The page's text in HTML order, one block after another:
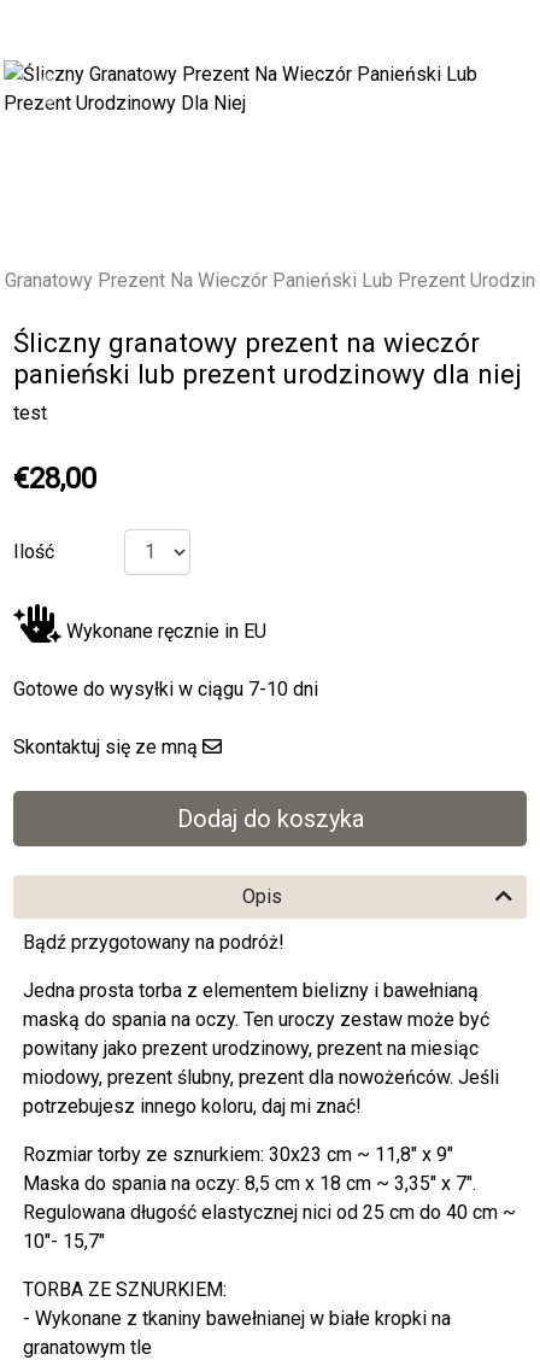
Previous
Śliczny granatowy prezent na wieczór
panieński lub prezent urodzinowy dla niej
test
€28,00
Ilość
Wykonane ręcznie in EU
Gotowe do wysyłki w ciągu 7-10 dni
Skontaktuj się ze mną
Opis
Bądź przygotowany na podróż!
Jedna prosta torba z elementem bielizny i bawełnianą
maską do spania na oczy. Ten uroczy zestaw może być
powitany jako prezent urodzinowy, prezent na miesiąc
miodowy, prezent ślubny, prezent dla nowożeńców. Jeśli
potrzebujesz innego koloru, daj mi znać!
Rozmiar torby ze sznurkiem: 30x23 cm ~ 11,8" x 9"
Maska do spania na oczy: 8,5 cm x 18 cm ~ 3,35" x 7".
Regulowana długość elastycznej nici od 25 cm do 40 cm ~
10"- 15,7"
TORBA ZE SZNURKIEM:
- Wykonane z tkaniny bawełnianej w białe kropki na
granatowym tle